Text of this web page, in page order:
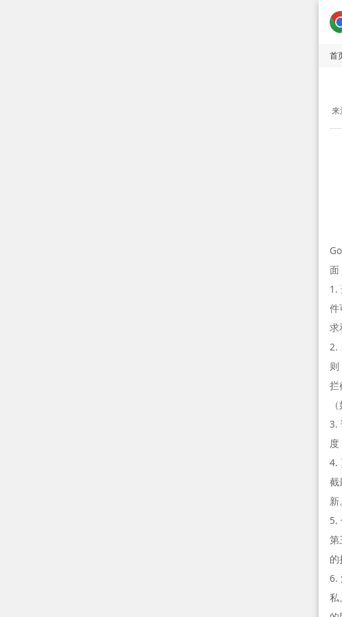
首
来
面
1.
件
求
2.
拦
3.
度
4.
截
新。
5.
第
的
6.
私